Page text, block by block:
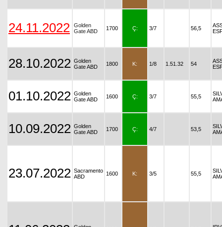
24.11.2022
Golden
Gate ABD
1700 Ç: 3/7 56,5
28.10.2022 Golden
Gate ABD
1800 K: 1/8 1.51.32 54
01.10.2022 Golden
Gate ABD
1600 Ç: 3/7 55,5
10.09.2022 Golden
Gate ABD
1700 Ç: 4/7 53,5
23.07.2022 Sacramento
ABD
1600 K: 3/5 55,5